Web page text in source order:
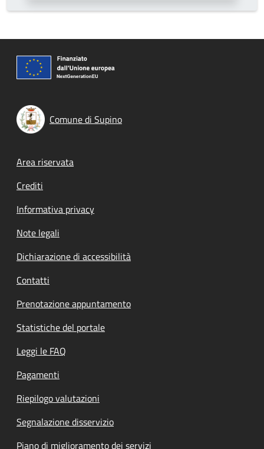
Comune di Supino
Footer menu
Area riservata
Crediti
Informativa privacy
Note legali
Dichiarazione di accessibilità
Contatti
Prenotazione appuntamento
Statistiche del portale
Leggi le FAQ
Pagamenti
Riepilogo valutazioni
Segnalazione disservizio
Piano di miglioramento dei servizi